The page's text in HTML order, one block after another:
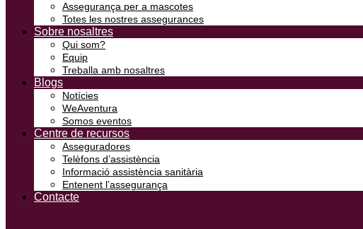
Assegurança per a mascotes
Totes les nostres assegurances
Sobre nosaltres
Qui som?
Equip
Treballa amb nosaltres
Blogs
Notícies
WeAventura
Somos eventos
Centre de recursos
Asseguradores
Telèfons d’assistència
Informació assistència sanitària
Entenent l’assegurança
Contacte